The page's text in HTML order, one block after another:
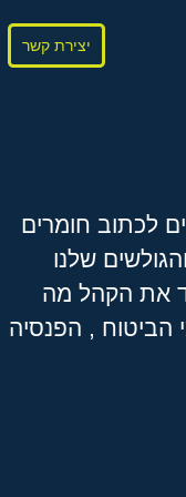
יצירת קשר
לכתוב חומרים
שלנו
את הקהל מה
הביטוח , הפנסיה